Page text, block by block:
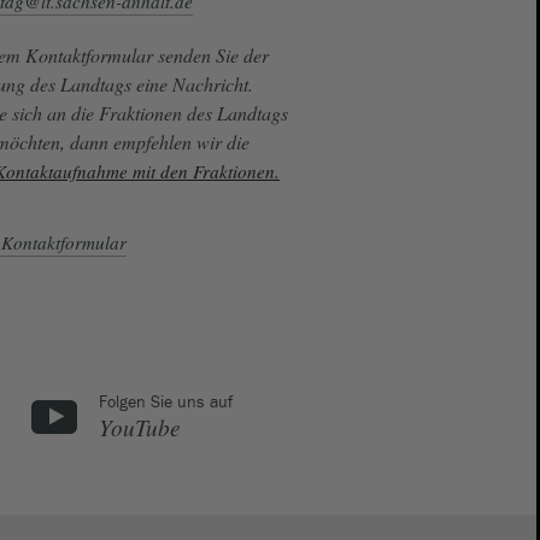
Kontaktformular senden Sie der
des Landtags eine Nachricht.
sich an die Fraktionen des Landtags
dann empfehlen wir die
mit den Fraktionen.
Folgen Sie uns auf
YouTube